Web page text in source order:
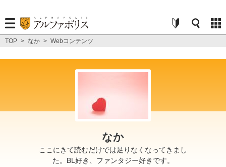
TOP > なか > Webコンテンツ
なか
ここにきて読むだけでは足りなくなってきまし
た。BL好き、ファンタジー好きです。